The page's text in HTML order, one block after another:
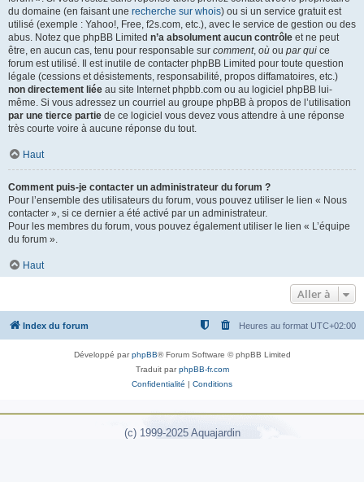
du domaine (en faisant une recherche sur whois) ou si un service gratuit est
utilisé (exemple : Yahoo!, Free, f2s.com, etc.), avec le service de gestion ou des
abus. Notez que phpBB Limited n’a absolument aucun contrôle et ne peut
être, en aucun cas, tenu pour responsable sur comment, où ou par qui ce
forum est utilisé. Il est inutile de contacter phpBB Limited pour toute question
légale (cessions et désistements, responsabilité, propos diffamatoires, etc.)
non directement liée au site Internet phpbb.com ou au logiciel phpBB lui-
même. Si vous adressez un courriel au groupe phpBB à propos de l’utilisation
par une tierce partie de ce logiciel vous devez vous attendre à une réponse
très courte voire à aucune réponse du tout.
Haut
Comment puis-je contacter un administrateur du forum ?
Pour l’ensemble des utilisateurs du forum, vous pouvez utiliser le lien « Nous
contacter », si ce dernier a été activé par un administrateur.
Pour les membres du forum, vous pouvez également utiliser le lien « L’équipe
du forum ».
Haut
Aller à
Index du forum Heures au format UTC+02:00
Développé parphpBB® Forum Software © phpBB Limited
Traduit parphpBB-fr.com
Confidentialité | Conditions
(c) 1999-2025 Aquajardin